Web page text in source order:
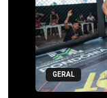
GERAL